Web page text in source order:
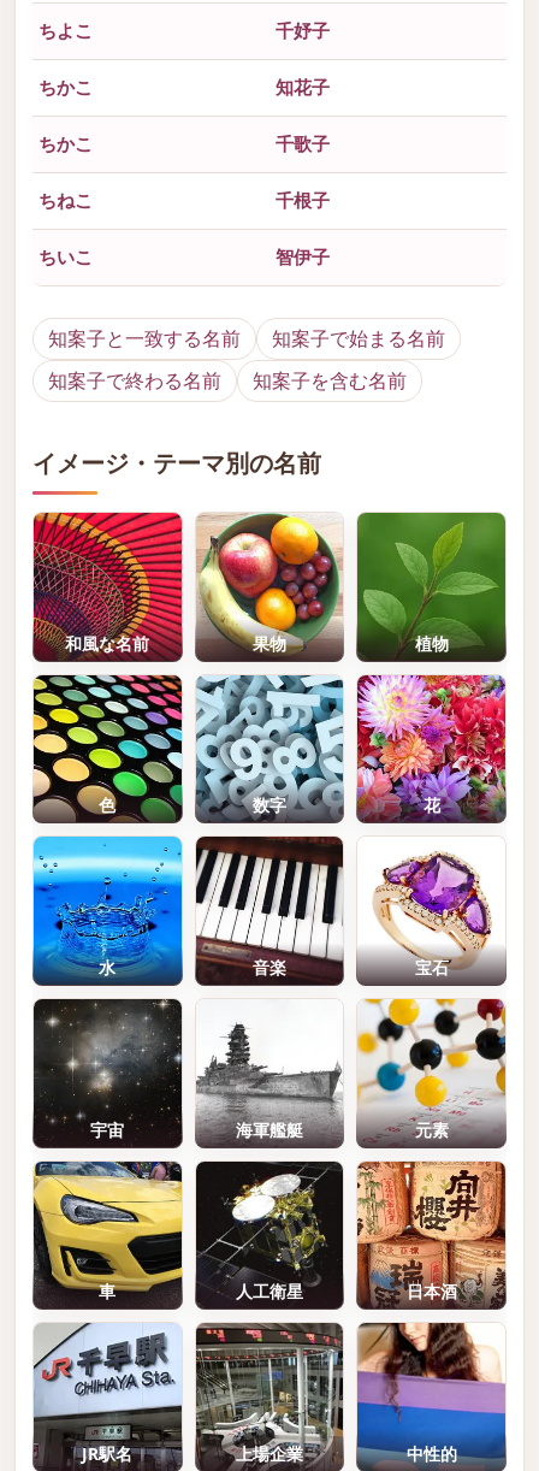
ちよこ 千妤子
ちかこ 知花子
ちかこ 千歌子
ちねこ 千根子
ちいこ 智伊子
知案子と一致する名前
知案子で始まる名前
知案子で終わる名前
知案子を含む名前
イメージ・テーマ別の名前
和風な名前 果物 植物
色 数字 花
水 音楽 宝石
宇宙 海軍艦艇 元素
車 人工衛星 日本酒
JR駅名 上場企業 中性的